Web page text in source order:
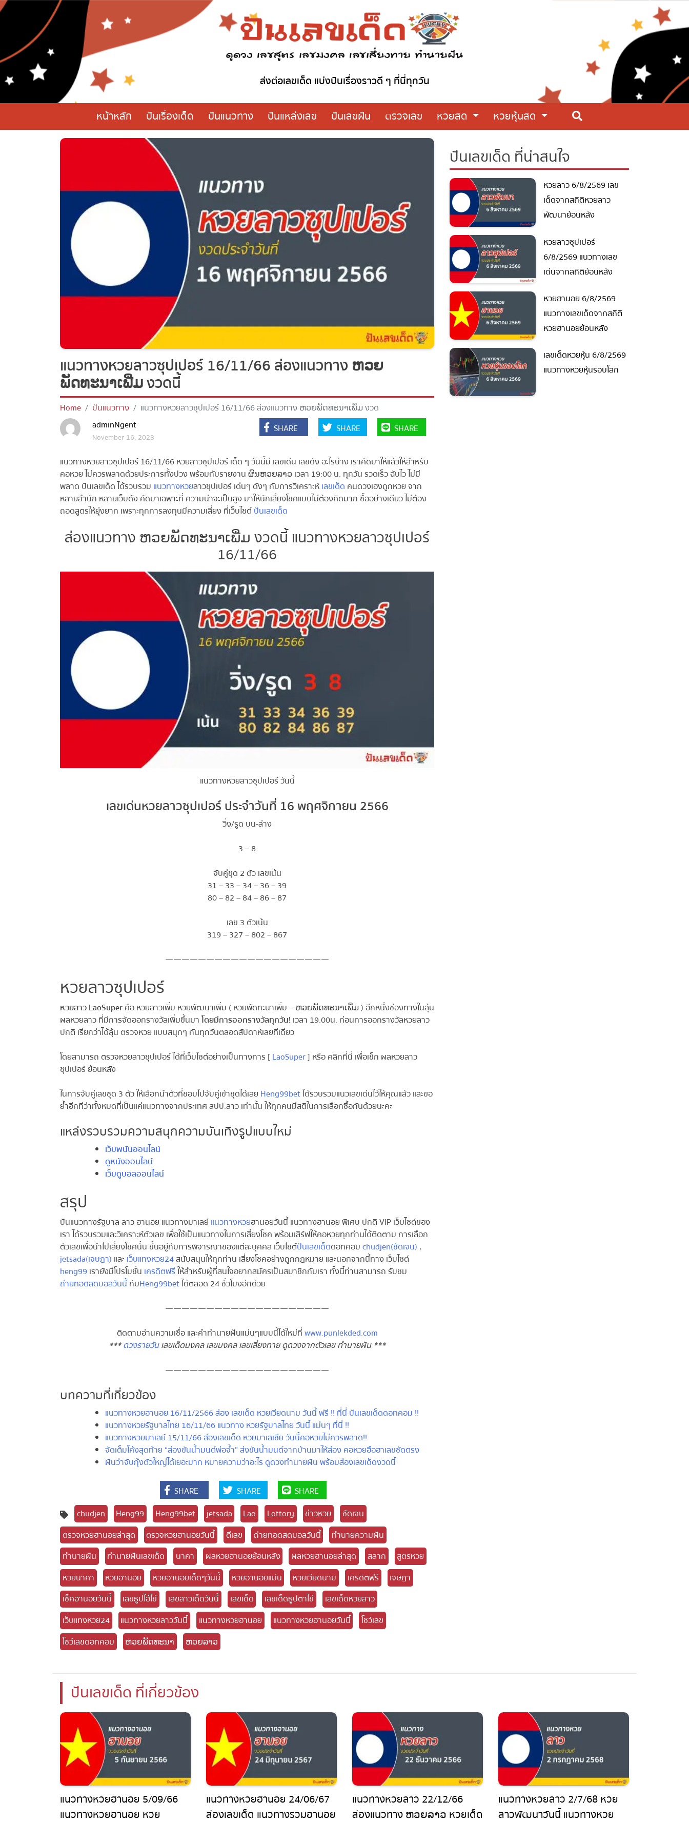
ส่งต่อเลขเด็ด แบ่งปันเรื่องราวดี ๆ ที่นี่ทุกวัน
หน้าหลัก ปันเรื่องเด็ด ปันแนวทาง ปันแหล่งเลข ปันเลขฝัน ตรวจเลข หวยสด หวยหุ้นสด
แนวทางหวยลาวซุปเปอร์ 16/11/66 ส่องแนวทาง ຫວຍ
ພັດທະນາເພີ່ມ งวดนี้
Home ปันแนวทาง
แนวทางหวยลาวซุปเปอร์ 16/11/66 ส่องแนวทาง ຫວຍພັດທະນາເພີ່ມ งวด
นี้
adminNgent
November 16, 2023
SHARE SHARE SHARE
แนวทางหวยลาวซุปเปอร์ 16/11/66 หวยลาวซุปเปอร์ เด็ด ๆ วันนี้มี เลขเด่น เลขดัง อะไรบ้าง เราคัดมาให้แล้วให้สำหรับ
คอหวย ไม่ควรพลาดด้วยประการทั้งปวง พร้อมกับรายงาน ຜົນຫວຍລາວ เวลา 19:00 น. ทุกวัน รวดเร็ว ฉับไว ไม่มี
พลาด ปันเลขเด็ด ได้รวบรวมแนวทางหวยลาวซุปเปอร์ เด่นๆ ดังๆ กับการวิเคราะห์เลขเด็ดคนดวงเฮงถูกหวย จาก
หลายสำนัก หลายเว็บดัง คัดมาเฉพาะที่ ความน่าจะเป็นสูง มาให้นักเสี่ยงโชคแบบไม่ต้องคิดมาก ซื้ออย่างเดียว ไม่ต้อง
ถอดสูตรให้ยุ่งยาก เพราะทุกการลงทุนมีความเสี่ยง ที่เว็บไซต์ปันเลขเด็ด
ส่องแนวทาง ຫວຍພັດທະນາເພີ່ມ งวดนี้ แนวทางหวยลาวซุปเปอร์
16/11/66
แนวทางหวยลาวซุปเปอร์ วันนี้
เลขเด่นหวยลาวซุปเปอร์ ประจำวันที่ 16 พฤศจิกายน2566
วิ่ง/รูด บน-ล่าง
3 – 8
จับคู่ชุด 2 ตัว เลขเน้น
31 – 33 – 34 – 36 – 39
80 – 82 – 84 – 86 – 87
เลข 3 ตัวเน้น
319 – 327 – 802 – 867
————————————————————
หวยลาวซุปเปอร์
หวยลาว LaoSuperคือ หวยลาวเพิ่ม หวยพัฒนาเพิ่ม ( หวยพัดทะนาเพิ่ม – ຫວຍພັດທະນາເພີ່ມ ) อีกหนึ่งช่องทางในลุ้น
ผลหวยลาว ที่มีการจัดออกรางวัลเพิ่มขึ้นมาโดยมีการออกรางวัลทุกวัน!เวลา 19.00น. ก่อนการออกรางวัลหวยลาว
ปกติ เรียกว่าได้ลุ้น ตรวจหวย แบบสนุกๆ กันทุกวันตลอดสัปดาห์เลยทีเดียว
โดยสามารถ ตรวจหวยลาวซุปเปอร์ ได้ที่เว็บไซต์อย่างเป็นทางการ [LaoSuper] หรือ คลิกที่นี่ เพื่อเช็ก ผลหวยลาว
ซุปเปอร์ ย้อนหลัง
ในการจับคู่เลขชุด 3 ตัว ให้เลือกนำตัวที่ชอบไปจับคู่เข้าชุดได้เลยHeng99betได้รวบรวมแนวเลขเด่นไว้ให้คุณแล้ว และขอ
ย้ำอีกทีว่าทั้งหมดที่เป็นแค่แนวทางจากประเทศ สปป.ลาว เท่านั้น ให้ทุกคนมีสติในการเลือกซื้อกันด้วยนะคะ
แหล่งรวบรวมความสนุกความบันเทิงรูปแบบใหม่
เว็บพนันออนไลน์
ดูหนังออนไลน์
เว็บดูบอลออนไลน์
สรุป
ปันแนวทางรัฐบาล ลาว ฮานอย แนวทางมาเลย์แนวทางหวยฮานอยวันนี้ แนวทางฮานอย พิเศษ ปกติ VIP เว็บไซต์ของ
เรา ได้รวบรวมและวิเคราะห์ตัวเลข เพื่อใช้เป็นแนวทางในการเสี่ยงโชค พร้อมเสิร์ฟให้คอหวยทุกท่านได้ติดตาม การเลือก
ตัวเลขเพื่อนำไปเสี่ยงโชคนั้น ขึ้นอยู่กับการพิจารณาของแต่ละบุคคล เว็บไซต์ปันเลขเด็ดดอทคอมchudjen(ชัดเจน),
jetsada(เจษฎา)และเว็บแทงหวย24สนับสนุนให้ทุกท่าน เสี่ยงโชคอย่างถูกกฎหมาย และนอกจากนี้ทาง เว็บไซต์
heng99เรายังมีโปรโมชั่นเครดิตฟรีให้สำหรับผู้ที่สนใจอยากสมัครเป็นสมาชิกกับเรา ทั้งนี้ท่านสามารถ รับชม
ถ่ายทอดสดบอลวันนี้กับHeng99betได้ตลอด 24 ชั่วโมงอีกด้วย
————————————————————
ติดตามอ่านความเชื่อ และคำทำนายฝันแม่นๆแบบนี้ได้ใหม่ที่www.punlekded.com
***ดวงรายวันเลขเด็ดมงคล เลขมงคล เลขเสี่ยงทาย ดูดวงจากตัวเลข ทำนายฝัน ***
————————————————————
บทความที่เกี่ยวข้อง
แนวทางหวยฮานอย 16/11/2566 ส่อง เลขเด็ด หวยเวียดนาม วันนี้ ฟรี !! ที่นี่ ปันเลขเด็ดดอทคอม !!
แนวทางหวยรัฐบาลไทย 16/11/66 แนวทาง หวยรัฐบาลไทย วันนี้ แม่นๆ ที่นี่ !!
แนวทางหวยมาเลย์ 15/11/66 ส่องเลขเด็ด หวยมาเลเซีย วันนี้คอหวยไม่ควรพลาด!!
จัดเต็มโค้งสุดท้าย “ส่องขันน้ำมนต์พ่อจ้ำ” ส่งขันน้ำมนต์จากบ้านมาให้ส่อง คอหวยฮือฮาเลขชัดตรง
ฝันว่าจับกุ้งตัวใหญ่ได้เยอะมาก หมายความว่าอะไร ดูดวงทำนายฝัน พร้อมส่องเลขเด็ดงวดนี้
SHARE SHARE
SHARE
chudjen
Heng99 Heng99bet jetsada Lao Lottory ข่าวหวย
ชัดเจน
ตรวจหวยฮานอยล่าสุด
ตรวจหวยฮานอยวันนี้ ตีเลข ถ่ายทอดสดบอลวันนี้
ทำนายความฝัน
ทำนายฝัน
ทำนายฝันเลขเด็ด นาคา ผลหวยฮานอยย้อนหลัง ผลหวยฮานอยล่าสุด สลาก
สูตรหวย
หวยนาคา
หวยฮานอย หวยฮานอยเด็ดๆวันนี้ หวยฮานอยแม่น หวยเวียดนาม เครดิตฟรี
เจษฎา
เช็คฮานอยวันนี้
เลขธูปไอ้ไข่ เลขลาวเด็ดวันนี้ เลขเด็ด เลขเด็ดธูปตาไข่
เลขเด็ดหวยลาว
เว็บแทงหวย24
แนวทางหวยลาววันนี้ แนวทางหวยฮานอย แนวทางหวยฮานอยวันนี้
โชว์เลข
โชว์เลขดอทคอม
ຫວຍພັດທະນາ ຫວຍລາວ
ปันเลขเด็ด ที่น่าสนใจ
หวยลาว 6/8/2569 เลข
เด็ดจากสถิติหวยลาว
พัฒนาย้อนหลัง
หวยลาวซุปเปอร์
6/8/2569 แนวทางเลข
เด่นจากสถิติย้อนหลัง
หวยฮานอย 6/8/2569
แนวทางเลขเด็ดจากสถิติ
หวยฮานอยย้อนหลัง
เลขเด็ดหวยหุ้น 6/8/2569
แนวทางหวยหุ้นรอบโลก
ปันเลขเด็ด ที่เกี่ยวข้อง
แนวทางหวยฮานอย 5/09/66
แนวทางหวยฮานอย หวย
แนวทางหวยฮานอย 24/06/67
ส่องเลขเด็ด แนวทางรวมฮานอย
แนวทางหวยลาว 22/12/66
ส่องแนวทาง ຫວຍລາວ หวยเด็ด
แนวทางหวยลาว 2/7/68 หวย
ลาวพัฒนาวันนี้ แนวทางหวย